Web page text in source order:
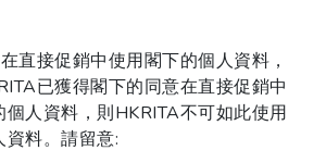
直接促銷中使用閣下的個人資料，
已獲得閣下的同意在直接促銷中
個人資料，則HKRITA不可如此使用
資料。請留意: